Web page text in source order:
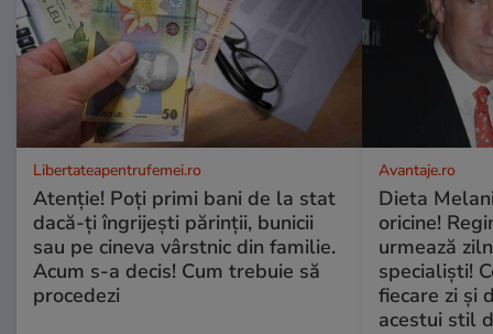
Libertateapentrufemei.ro
Atenție! Poți primi bani de la stat
dacă-ți îngrijești părinții, bunicii
sau pe cineva vârstnic din familie.
Acum s-a decis! Cum trebuie să
procedezi
Avantaje.ro
Dieta
oricine!
urmează
specialiști!
fiecare zi și
acestui stil